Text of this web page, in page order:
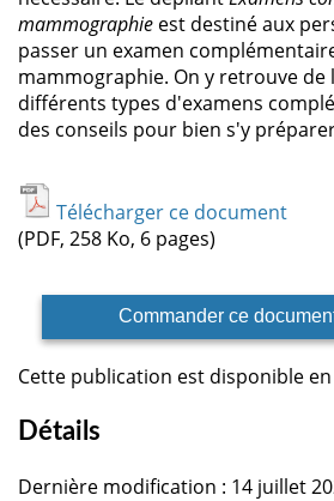
mammographie est destiné aux
passer un examen
mammographie. On y retrouve de
différents types d'examens
des conseils pour bien s'y
Télécharger ce document
(PDF, 258 Ko, 6 pages)
Commander ce
Cette publication est disponible en
Détails
Dernière modification : 14 juillet